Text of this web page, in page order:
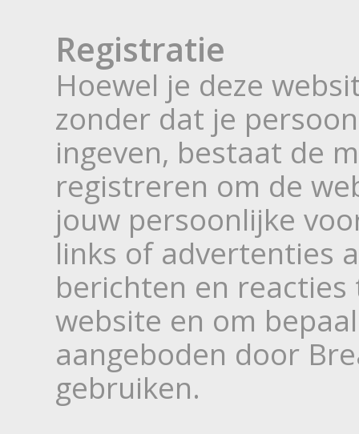
Registratie
Hoewel je deze
zonder dat je
ingeven, bestaat de
registreren om de
jouw persoonlijke
links of advertenties
berichten en
website en om
aangeboden door
gebruiken.